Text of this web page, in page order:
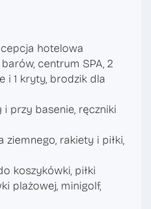
hotelowa
centrum SPA, 2
i 1 kryty, brodzik dla
i przy basenie, ręczniki
rakiety i piłki,
koszykówki, piłki
plażowej, minigolf,